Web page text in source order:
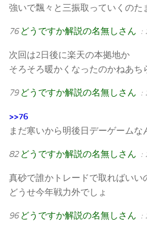
強いで飄々と三振取っていくのた
76 どうですか解説の名無しさん
次回は2日後に楽天の本拠地か
そろそろ暖かくなったのかねあち
79 どうですか解説の名無しさん
>>76
まだ寒いから明後日デーゲームな
82 どうですか解説の名無しさん
真砂で誰かトレードで取ればいい
どうせ今年戦力外でしょ
96 どうですか解説の名無しさん